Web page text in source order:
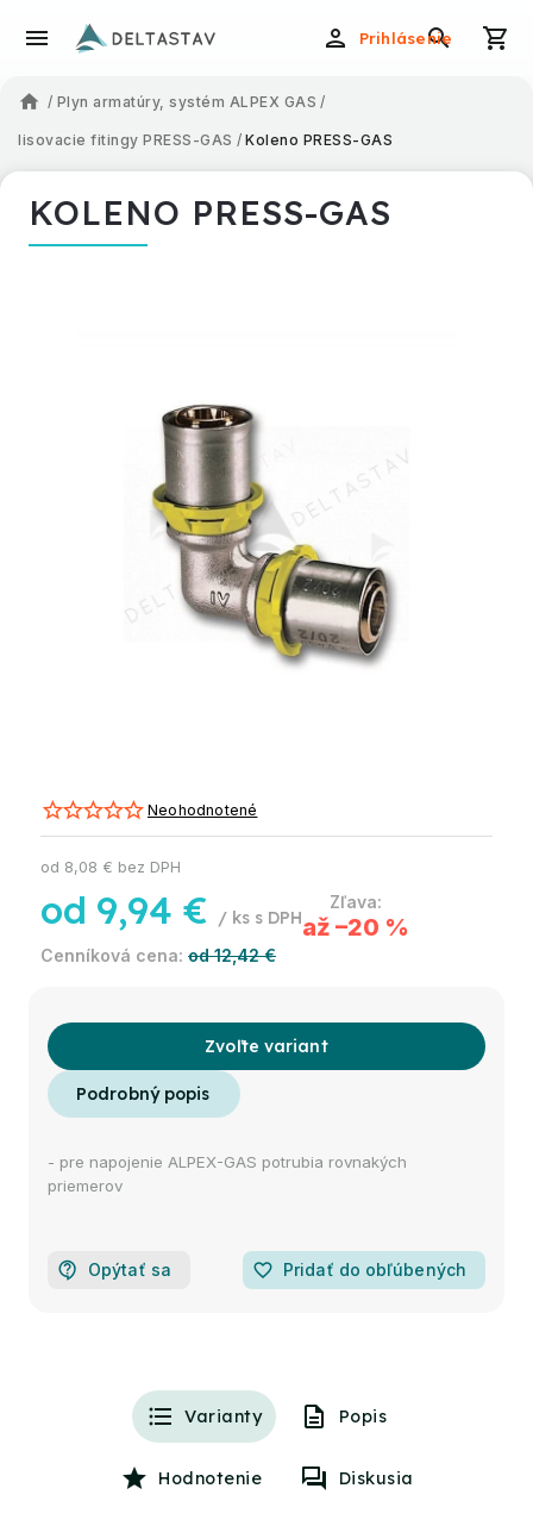
Prihlásenie
/ Plyn armatúry, systém ALPEX GAS /
lisovacie fitingy PRESS-GAS / Koleno PRESS-GAS
KOLENO PRESS-GAS
Neohodnotené
od 12,42 €
až –20 %
od 9,94 € / ks
od 8,08 € bez DPH
Zvoľte variant
- pre napojenie ALPEX-GAS potrubia rovnakých
priemerov
Opýtať sa favorite_border Pridať do obľúbených
Varianty Popis
Hodnotenie Diskusia